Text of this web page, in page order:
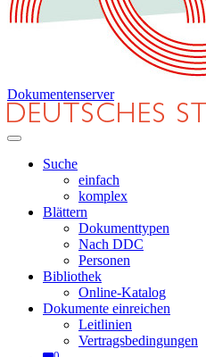
Dokumentenserver
Suche
einfach
komplex
Blättern
Dokumenttypen
Nach DDC
Personen
Bibliothek
Online-Katalog
Dokumente einreichen
Leitlinien
Vertragsbedingungen